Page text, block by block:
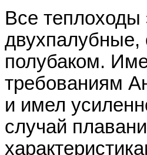
Все теплоходы
двухпалубные,
полубаком.
требованиям
и имел
случай